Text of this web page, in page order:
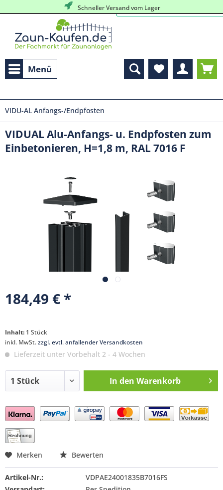
Schneller Versand vom Lager
Menü
VIDU-AL Anfangs-/Endpfosten
VIDUAL Alu-Anfangs- u. Endpfosten zum
Einbetonieren, H=1,8 m, RAL 7016 F
184,49 € *
Inhalt: 1 Stück
inkl. MwSt.zzgl. evtl. anfallender Versandkosten
Lieferzeit unter Vorbehalt 2 - 4 Wochen
In den Warenkorb
Preis anfragen
Merken Bewerten
Artikel-Nr.:
VDPAE24001835B7016FS